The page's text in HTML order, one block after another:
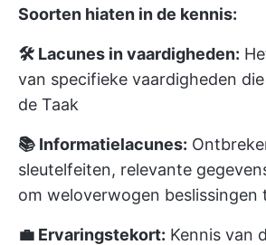
Soorten hiaten in de kennis:
🛠️ Lacunes in vaardigheden:
van specifieke vaardigheden
de Taak
📚 Informatielacunes:
sleutelfeiten, relevante
om weloverwogen beslissingen
💼 Ervaringstekort: Kennis van